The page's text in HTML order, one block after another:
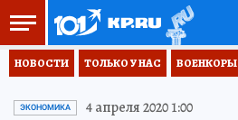
НОВОСТИ ТОЛЬКО У НАС ВОЕНКОРЫ
ЭКОНОМИКА 4 апреля 2020 1:00